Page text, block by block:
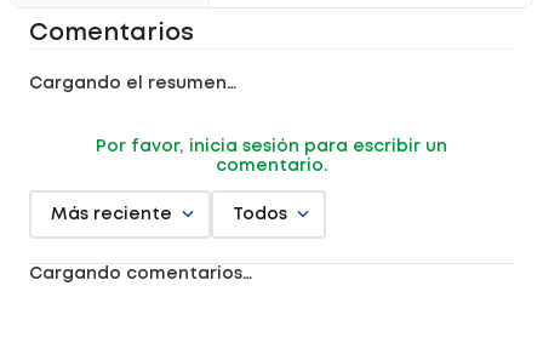
Comentarios
Cargando el resumen…
Por favor, inicia sesión para escribir un
comentario.
Más reciente Todos
Cargando comentarios…